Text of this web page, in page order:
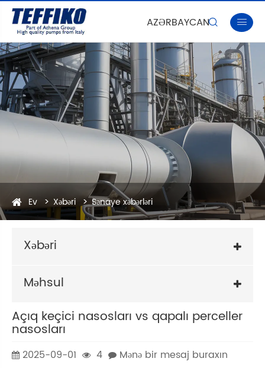
AZƏRBAYCAN 
Ev Xəbəri Sənaye xəbərləri
Xəbəri
Məhsul
Açıq keçici nasosları vs qapalı perceller
nasosları
2025-09-01 4
Mənə bir mesaj buraxın